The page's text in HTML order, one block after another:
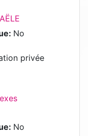
: No
privée
: No